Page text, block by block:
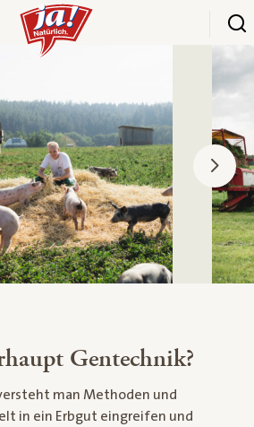
Gentechnik?
man Methoden und
in ein Erbgut eingreifen und